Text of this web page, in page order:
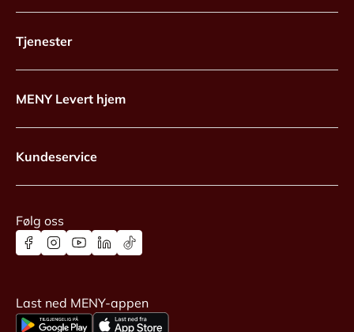
Tjenester
MENY Levert hjem
Kundeservice
Følg oss
Last ned MENY-appen